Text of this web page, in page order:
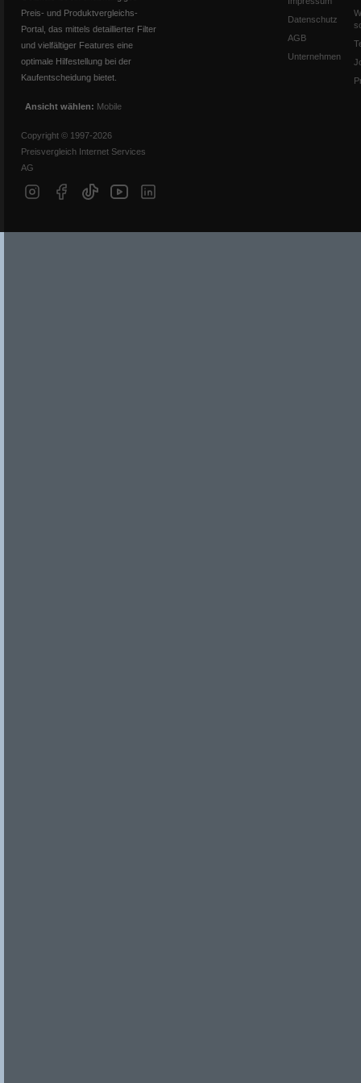
Preis- und Produktvergleichs-
Portal, das mittels detaillierter Filter
und vielfältiger Features eine
optimale Hilfestellung bei der
Kaufentscheidung bietet.
Ansicht wählen: Mobile
Copyright © 1997-2026
Preisvergleich Internet Services
AG
Datenschutz
AGB
Unternehmen